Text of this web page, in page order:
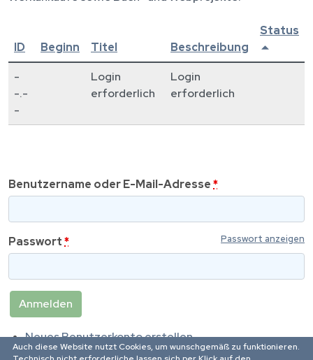
ID Beginn Titel Beschreibung
Status
-
-.-
-
Login
erforderlich
Login
erforderlich
Benutzername oder E-Mail-Adresse*
Passwort* Passwort anzeigen
Neues Benutzerkonto erstellen
Passwort zurücksetzen
Auch diese Website nutzt Cookies, um wunschgemäß zu funktionieren.